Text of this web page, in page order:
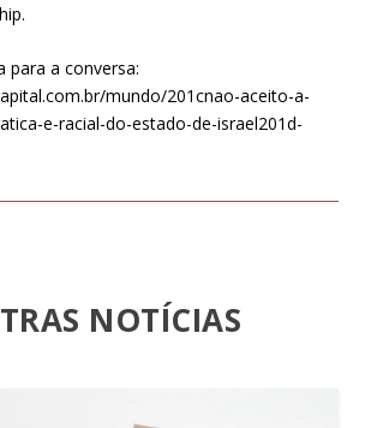
para a conversa:
mundo/201cnao-aceito-a-
e-racial-do-estado-de-israel201d-
NOTÍCIAS